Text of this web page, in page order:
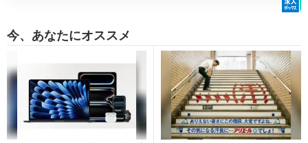
今、あなたにオススメ